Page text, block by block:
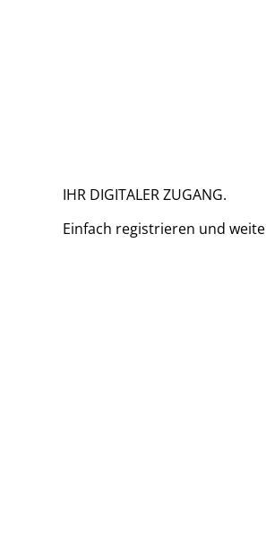
IHR DIGITALER ZUGANG.
Einfach registrieren und